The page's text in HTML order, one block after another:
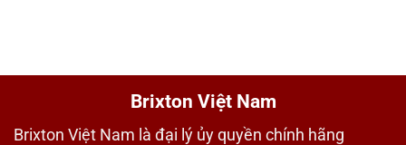
Brixton Việt Nam
Brixton Việt Nam là đại lý ủy quyền chính hãng